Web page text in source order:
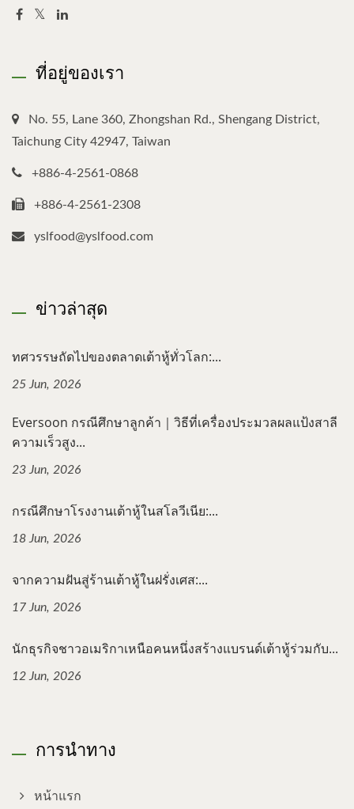
ที่อยู่ของเรา
No. 55, Lane 360, Zhongshan Rd., Shengang District,
Taichung City 42947, Taiwan
+886-4-2561-0868
+886-4-2561-2308
yslfood@yslfood.com
ข่าวล่าสุด
ทศวรรษถัดไปของตลาดเต้าหู้ทั่วโลก:...
25 Jun, 2026
Eversoon กรณีศึกษาลูกค้า｜วิธีที่เครื่องประมวลผลแป้งสาลี
ความเร็วสูง...
23 Jun, 2026
กรณีศึกษาโรงงานเต้าหู้ในสโลวีเนีย:...
18 Jun, 2026
จากความฝันสู่ร้านเต้าหู้ในฝรั่งเศส:...
17 Jun, 2026
นักธุรกิจชาวอเมริกาเหนือคนหนึ่งสร้างแบรนด์เต้าหู้ร่วมกับ...
12 Jun, 2026
การนำทาง
หน้าแรก